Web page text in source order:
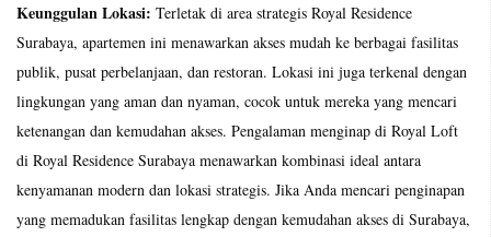
Keunggulan Lokasi: Terletak di area strategis Royal Residence
Surabaya, apartemen ini menawarkan akses mudah ke berbagai fasilitas
publik, pusat perbelanjaan, dan restoran. Lokasi ini juga terkenal dengan
lingkungan yang aman dan nyaman, cocok untuk mereka yang mencari
ketenangan dan kemudahan akses. Pengalaman menginap di Royal Loft
di Royal Residence Surabaya menawarkan kombinasi ideal antara
kenyamanan modern dan lokasi strategis. Jika Anda mencari penginapan
yang memadukan fasilitas lengkap dengan kemudahan akses di Surabaya,